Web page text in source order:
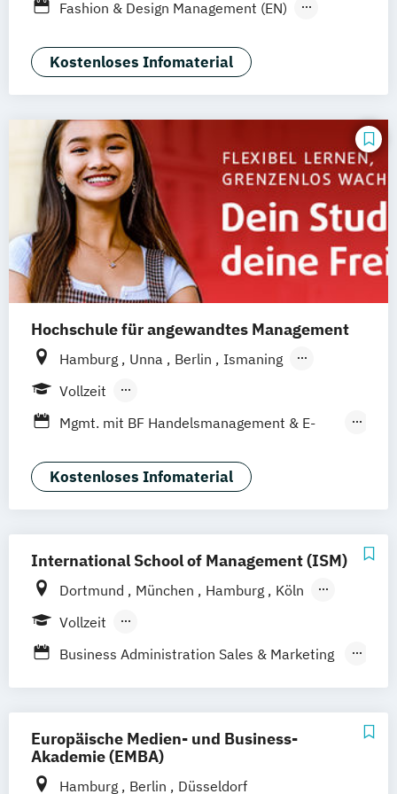
Fashion & Design Management (EN)
Interior Design Luxury Management (EN)
Marken- & Kommunikationsdesign
Sustainability in Creative Industries (EN)
Kostenloses Infomaterial
Hochschule für angewandtes Management
Hamburg Unna Berlin
Ismaning
Mannheim
Stuttgart
Vollzeit
Berufsbegleitendes Präsenzstudium
Mgmt. mit BF Handelsmanagement & E-
Social Media Studies Sportmanagement
Kostenloses Infomaterial
International School of Management (ISM)
Dortmund München Hamburg
Köln
Stuttgart
Vollzeit
Berufsbegleitendes Präsenzstudium
Business Administration Sales & Marketing
Marketing & Communications Management
(DE/EN)
Europäische Medien- und Business-
Akademie (EMBA)
Hamburg Berlin Düsseldorf